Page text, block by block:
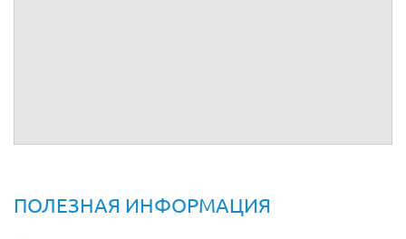
ПОЛЕЗНАЯ ИНФОРМАЦИЯ